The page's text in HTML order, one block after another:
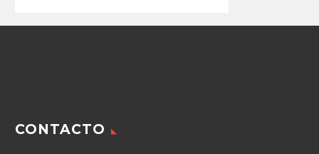
CONTACTO